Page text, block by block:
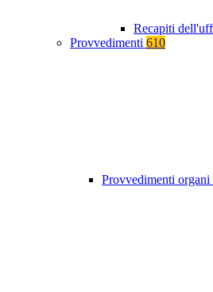
Recapiti
Provvedimenti 610
Provvedimenti